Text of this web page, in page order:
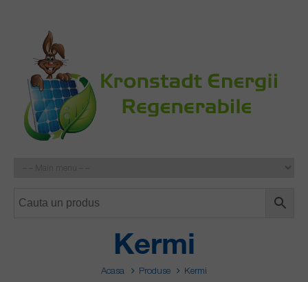
Kermi
Acasa Produse Kermi